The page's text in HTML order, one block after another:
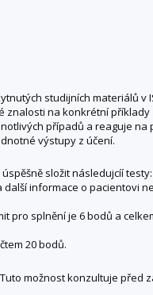
studijních materiálů v
na konkrétní
případů a reaguje
výstupy z účení.
složit následujcíí testy:
další informace o pacientovi
splnění je 6 bodů a
20 bodů.
možnost konzultuje před